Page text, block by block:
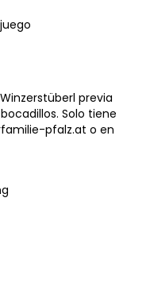
previa
Solo tiene
pfalz.at o en